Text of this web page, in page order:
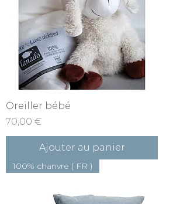
Oreiller bébé
Prix
70,00 €
Ajouter au panier
100% chanvre ( FR )